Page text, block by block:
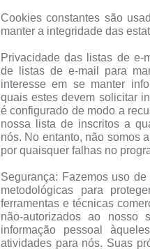
Cookies constantes são
manter a integridade das
Privacidade das listas de e-
de listas de e-mail para
interesse em se manter
quais estes devem solicitar
é configurado de modo a
nossa lista de inscritos a
nós. No entanto, não somos
por quaisquer falhas no
Segurança: Fazemos uso
metodológicas para
ferramentas e técnicas
não-autorizados ao nosso
informação pessoal
atividades para nós. Suas